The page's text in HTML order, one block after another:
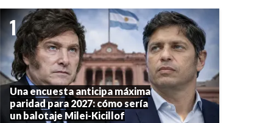
Una encuesta anticipa máxima
paridad para 2027: cómo sería
un balotaje Milei-Kicillof